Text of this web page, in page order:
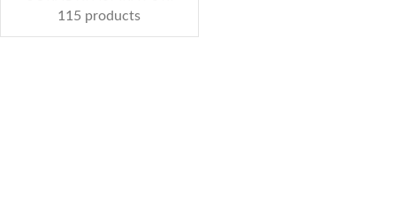
115 products